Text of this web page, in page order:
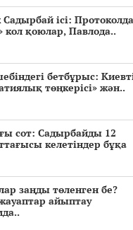
ісі:
кол қоюлар, Павлода..
бетбұрыс:
төңкерісі» жән..
сот: Садырбайды 12
келетіндер бұқа
заңды төленген бе?
айыптау